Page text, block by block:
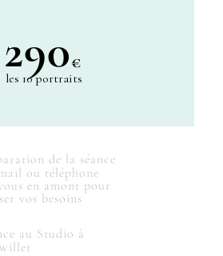
290€
les 10 portraits
de la séance
ou téléphone
en amont pour
vos besoins
au Studio à